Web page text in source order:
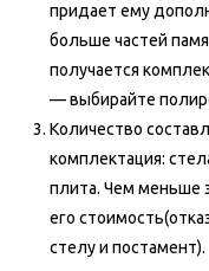
придает ему
больше частей
получается
— выбирайте
Количество
комплектация:
плита. Чем меньше
его
стелу и постамент).